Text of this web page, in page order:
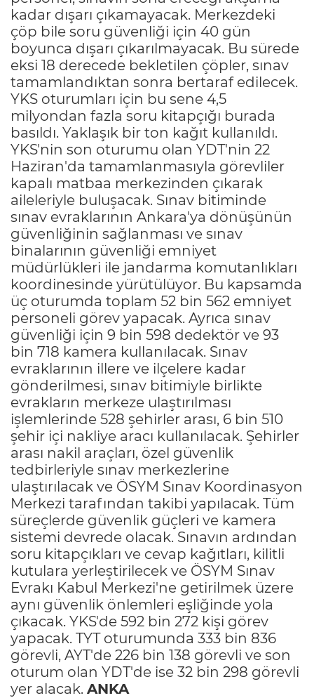
kadar dışarı çıkamayacak. Merkezdeki
çöp bile soru güvenliği için 40 gün
boyunca dışarı çıkarılmayacak. Bu sürede
eksi 18 derecede bekletilen çöpler, sınav
tamamlandıktan sonra bertaraf edilecek.
YKS oturumları için bu sene 4,5
milyondan fazla soru kitapçığı burada
basıldı. Yaklaşık bir ton kağıt kullanıldı.
YKS'nin son oturumu olan YDT'nin 22
Haziran'da tamamlanmasıyla görevliler
kapalı matbaa merkezinden çıkarak
aileleriyle buluşacak. Sınav bitiminde
sınav evraklarının Ankara'ya dönüşünün
güvenliğinin sağlanması ve sınav
binalarının güvenliği emniyet
müdürlükleri ile jandarma komutanlıkları
koordinesinde yürütülüyor. Bu kapsamda
üç oturumda toplam 52 bin 562 emniyet
personeli görev yapacak. Ayrıca sınav
güvenliği için 9 bin 598 dedektör ve 93
bin 718 kamera kullanılacak. Sınav
evraklarının illere ve ilçelere kadar
gönderilmesi, sınav bitimiyle birlikte
evrakların merkeze ulaştırılması
işlemlerinde 528 şehirler arası, 6 bin 510
şehir içi nakliye aracı kullanılacak. Şehirler
arası nakil araçları, özel güvenlik
tedbirleriyle sınav merkezlerine
ulaştırılacak ve ÖSYM Sınav Koordinasyon
Merkezi tarafından takibi yapılacak. Tüm
süreçlerde güvenlik güçleri ve kamera
sistemi devrede olacak. Sınavın ardından
soru kitapçıkları ve cevap kağıtları, kilitli
kutulara yerleştirilecek ve ÖSYM Sınav
Evrakı Kabul Merkezi'ne getirilmek üzere
aynı güvenlik önlemleri eşliğinde yola
çıkacak. YKS'de 592 bin 272 kişi görev
yapacak. TYT oturumunda 333 bin 836
görevli, AYT'de 226 bin 138 görevli ve son
oturum olan YDT'de ise 32 bin 298 görevli
yer alacak. ANKA